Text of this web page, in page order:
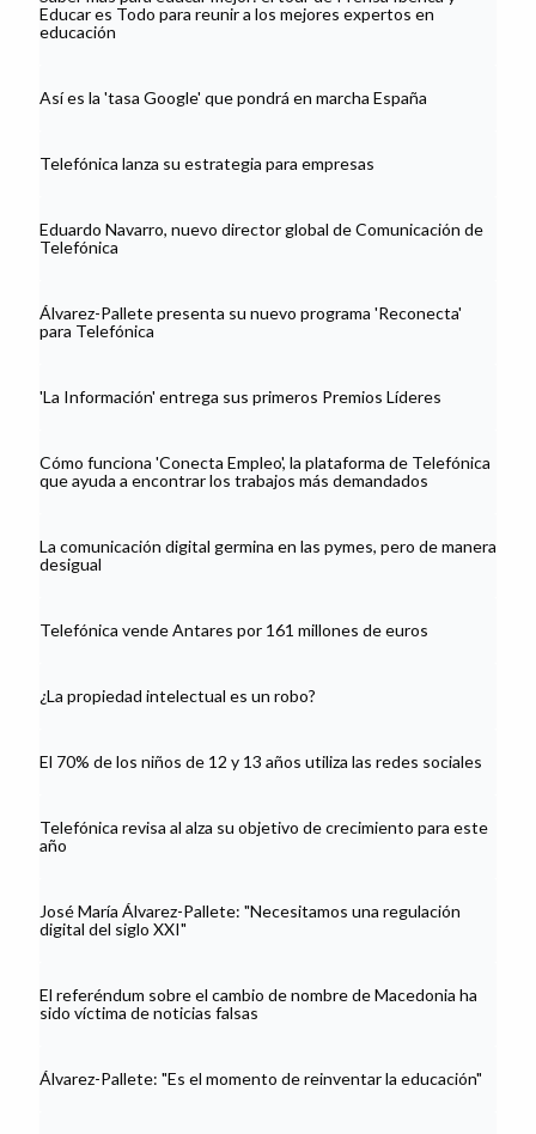
Educar es Todo para reunir a los mejores expertos en
educación
Así es la 'tasa Google' que pondrá en marcha España
Telefónica lanza su estrategia para empresas
Eduardo Navarro, nuevo director global de Comunicación de
Telefónica
Álvarez-Pallete presenta su nuevo programa 'Reconecta'
para Telefónica
'La Información' entrega sus primeros Premios Líderes
Cómo funciona 'Conecta Empleo', la plataforma de Telefónica
que ayuda a encontrar los trabajos más demandados
La comunicación digital germina en las pymes, pero de manera
desigual
Telefónica vende Antares por 161 millones de euros
¿La propiedad intelectual es un robo?
El 70% de los niños de 12 y 13 años utiliza las redes sociales
Telefónica revisa al alza su objetivo de crecimiento para este
año
José María Álvarez-Pallete: "Necesitamos una regulación
digital del siglo XXI"
El referéndum sobre el cambio de nombre de Macedonia ha
sido víctima de noticias falsas
Álvarez-Pallete: "Es el momento de reinventar la educación"